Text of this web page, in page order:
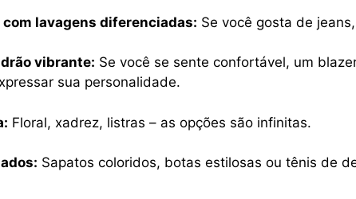
lavagens diferenciadas: Se você gosta de
vibrante: Se você se sente confortável, um
sua personalidade.
Floral, xadrez, listras – as opções são infinitas.
Sapatos coloridos, botas estilosas ou tênis de